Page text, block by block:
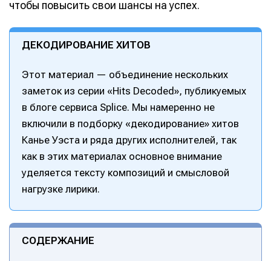
чтобы повысить свои шансы на успех.
ДЕКОДИРОВАНИЕ ХИТОВ
Этот материал — объединение нескольких
заметок из серии «Hits Decoded», публикуемых
в блоге сервиса Splice. Мы намеренно не
включили в подборку «декодирование» хитов
Канье Уэста и ряда других исполнителей, так
как в этих материалах основное внимание
уделяется тексту композиций и смысловой
нагрузке лирики.
СОДЕРЖАНИЕ